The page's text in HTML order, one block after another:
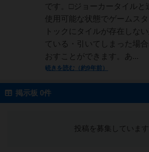
です。□ジョーカータイルと
使用可能な状態でゲームス
トックにタイルが存在しな
ている・引いてしまった場
おすことができます。あ...
続きを読む（約9年前）
掲示板 0件
投稿を募集しています